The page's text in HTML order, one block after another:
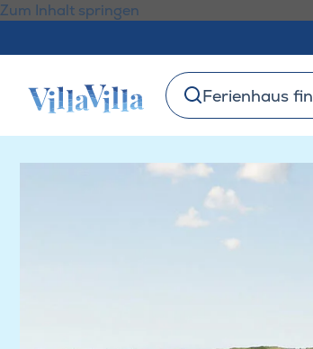
Zum Inhalt springen
Ferienhaus